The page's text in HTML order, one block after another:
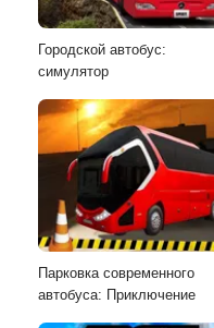
Городской автобус:
симулятор
Парковка современного
автобуса: Приключение